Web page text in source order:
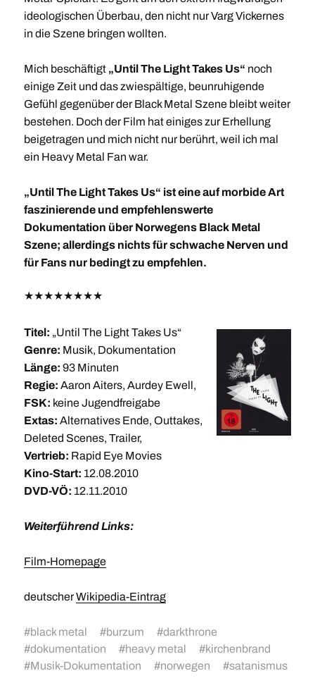
ideologischen Überbau, den nicht nur Varg Vickernes
in die Szene bringen wollten.
Mich beschäftigt „Until The Light Takes Us“ noch
einige Zeit und das zwiespältige, beunruhigende
Gefühl gegenüber der Black Metal Szene bleibt weiter
bestehen. Doch der Film hat einiges zur Erhellung
beigetragen und mich nicht nur berührt, weil ich mal
ein Heavy Metal Fan war.
„Until The Light Takes Us“ ist eine auf morbide Art
faszinierende und empfehlenswerte
Dokumentation über Norwegens Black Metal
Szene; allerdings nichts für schwache Nerven und
für Fans nur bedingt zu empfehlen.
★★★★★★★★
Titel: „Until The Light Takes Us“
Genre: Musik, Dokumentation
Länge: 93 Minuten
Regie: Aaron Aiters, Aurdey Ewell,
FSK: keine Jugendfreigabe
Extas: Alternatives Ende, Outtakes,
Deleted Scenes, Trailer,
Vertrieb: Rapid Eye Movies
Kino-Start: 12.08.2010
DVD-VÖ: 12.11.2010
Weiterführend Links:
Film-Homepage
deutscherWikipedia-Eintrag
#black metal #burzum #darkthrone
#dokumentation #heavy metal #kirchenbrand
#Musik-Dokumentation #norwegen #satanismus